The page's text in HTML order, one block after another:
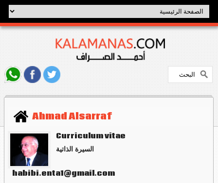
Ahmad Alsarraf
Curriculum vitae
السيرة الذاتية
habibi.enta1@gmail.com